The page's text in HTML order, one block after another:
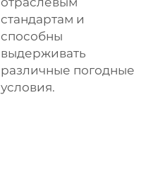
стандартам и
способны
выдерживать
различные погодные
условия.